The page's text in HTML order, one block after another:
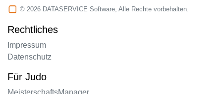
© 2026 DATASERVICE Software, Alle Rechte vorbehalten.
Rechtliches
Impressum
Datenschutz
Für Judo
MeisterschaftsManager